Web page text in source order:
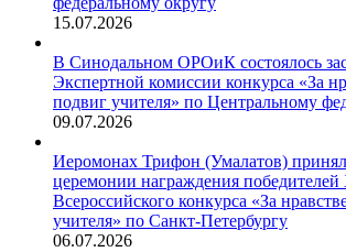
15.07.2026
В Синодальном ОРОиК состоялось
Экспертной комиссии конкурса «За
подвиг учителя» по Центральному
09.07.2026
Иеромонах Трифон (Умалатов) принял
церемонии награждения
Всероссийского конкурса «За
учителя» по Санкт-Петербургу
06.07.2026